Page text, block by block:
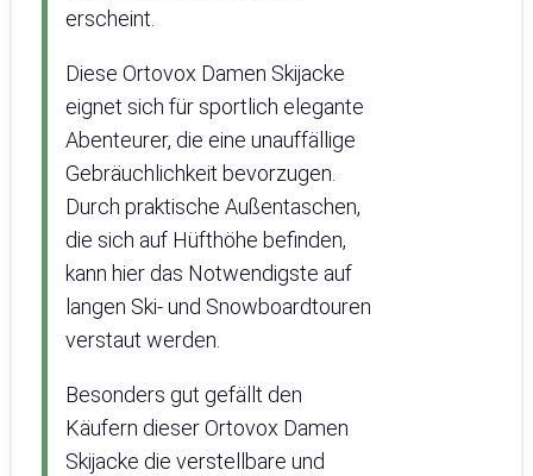
erscheint.
Diese Ortovox Damen Skijacke
eignet sich für sportlich elegante
Abenteurer, die eine unauffällige
Gebräuchlichkeit bevorzugen.
Durch praktische Außentaschen,
die sich auf Hüfthöhe befinden,
kann hier das Notwendigste auf
langen Ski- und Snowboardtouren
verstaut werden.
Besonders gut gefällt den
Käufern dieser Ortovox Damen
Skijacke die verstellbare und